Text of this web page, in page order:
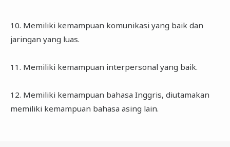
10. Memiliki kemampuan komunikasi yang baik dan
jaringan yang luas.
11. Memiliki kemampuan interpersonal yang baik.
12. Memiliki kemampuan bahasa Inggris, diutamakan
memiliki kemampuan bahasa asing lain.